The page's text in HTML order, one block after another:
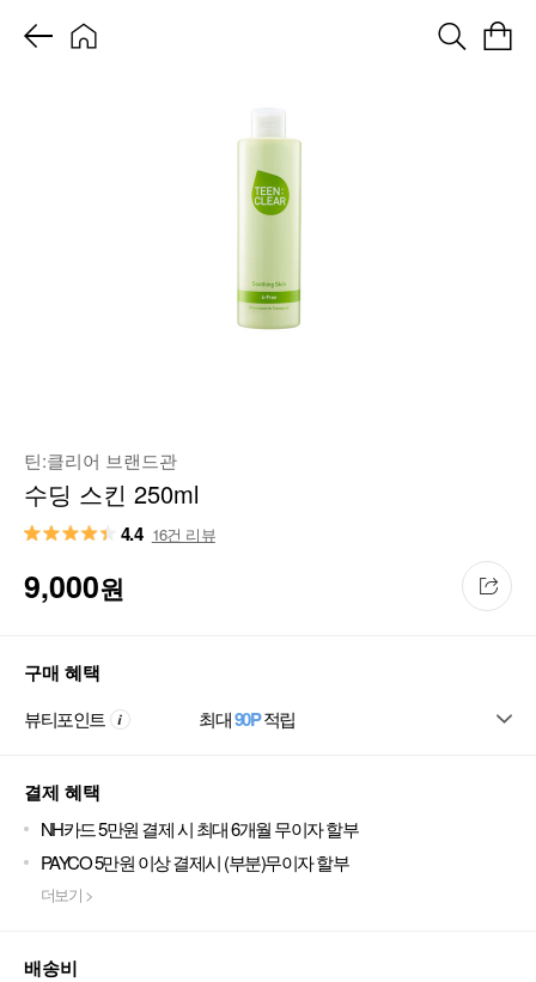
틴:클리어 브랜드관
수딩 스킨 250ml
4.4 16건 리뷰
9,000원
구매 혜택
뷰티포인트 최대90P적립
결제 혜택
NH카드 5만원 결제 시 최대 6개월 무이자 할부
PAYCO 5만원 이상 결제시 (부분)무이자 할부
더보기 >
배송비